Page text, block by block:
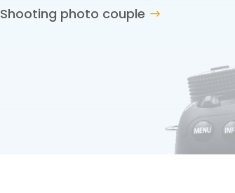
Shooting photo couple